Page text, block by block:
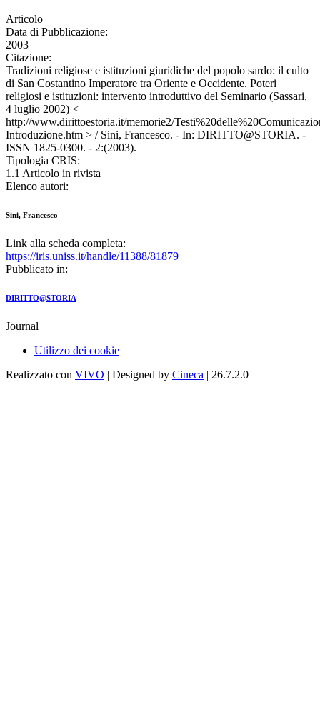
Articolo
Data di Pubblicazione:
2003
Citazione:
Tradizioni religiose e istituzioni giuridiche del popolo sardo: il culto
di San Costantino Imperatore tra Oriente e Occidente. Poteri
religiosi e istituzioni: intervento introduttivo del Seminario (Sassari,
4 luglio 2002) <
http://www.dirittoestoria.it/memorie2/
Introduzione.htm > / Sini, Francesco. - In: DIRITTO@STORIA. -
ISSN 1825-0300. - 2:(2003).
Tipologia CRIS:
1.1 Articolo in rivista
Elenco autori:
Sini, Francesco
Link alla scheda completa:
https://iris.uniss.it/handle/11388/81879
Pubblicato in:
DIRITTO@STORIA
Journal
Utilizzo dei cookie
Realizzato con VIVO | Designed by Cineca | 26.7.2.0